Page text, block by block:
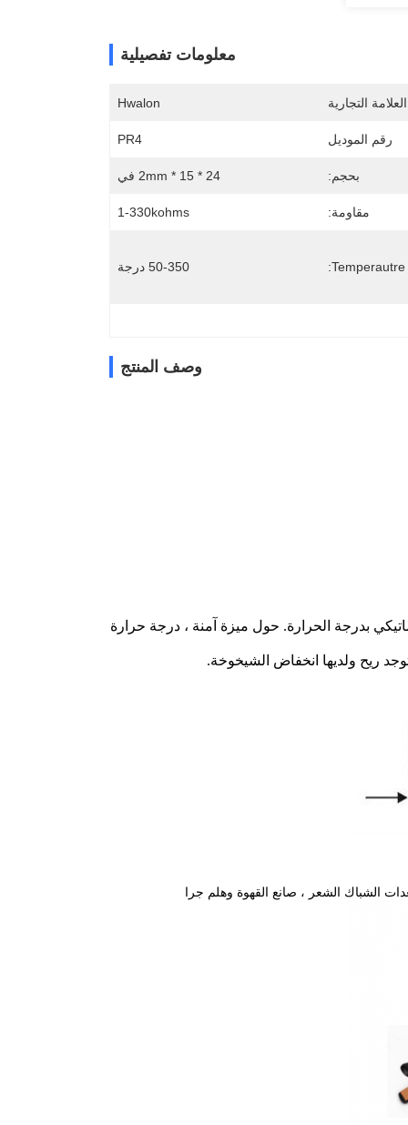
معلومات تفصيلية
التجارية Hwalon
رقم الموديل PR4
بحجم: 24 * 15 * 2mm في
مقاومة: 1-330kohms
50-350 درجة
وصف المنتج
حول ميزة آمنة ، درجة حرارة
ريح ولديها انخفاض الشيخوخة.